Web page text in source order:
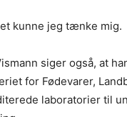
kunne jeg tænke mig.
siger også, at
for Fødevarer,
laboratorier til